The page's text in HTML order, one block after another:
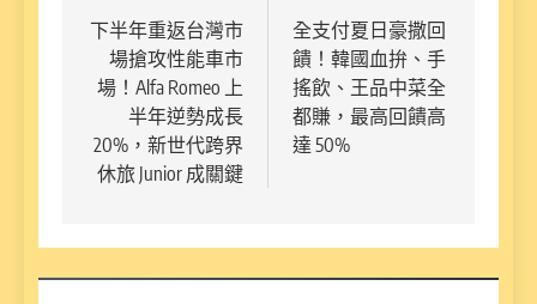
章
導
下半年重返台灣市
場搶攻性能車市
場！Alfa Romeo 上
半年逆勢成長
20%，新世代跨界
休旅 Junior 成關鍵
全支付夏日豪撒回
饋！韓國血拚、手
搖飲、王品中菜全
都賺，最高回饋高
達 50%